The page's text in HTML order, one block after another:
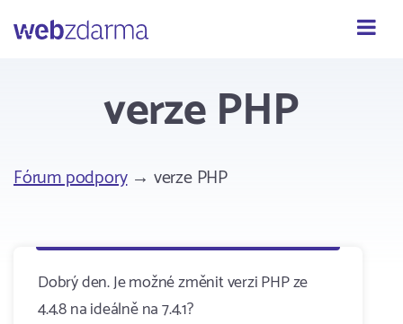
Webzdarma
verze PHP
Fórum podpory→ verze PHP
Dobrý den. Je možné změnit verzi PHP ze
4.4.8 na ideálně na 7.4.1?